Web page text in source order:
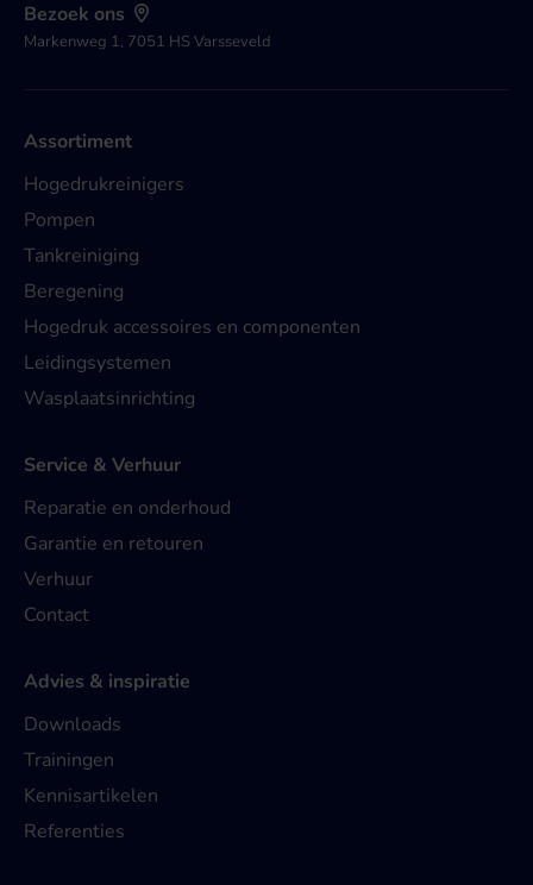
Bezoek ons
Markenweg 1, 7051 HS Varsseveld
Assortiment
Hogedrukreinigers
Pompen
Tankreiniging
Beregening
Hogedruk accessoires en componenten
Leidingsystemen
Wasplaatsinrichting
Service & Verhuur
Reparatie en onderhoud
Garantie en retouren
Verhuur
Contact
Advies & inspiratie
Downloads
Trainingen
Kennisartikelen
Referenties